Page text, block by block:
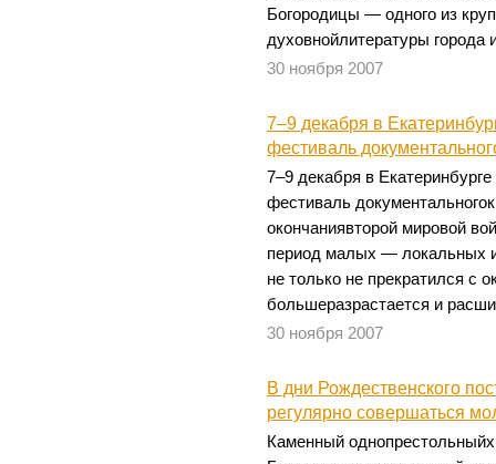
Богородицы — одного из
духовнойлитературы города
30 ноября 2007
7–9 декабря в
фестиваль
7–9 декабря в
фестиваль
окончаниявторой мировой
период малых — локальных
не только не прекратился с
большеразрастается и
30 ноября 2007
В дни Рождественского
регулярно совершаться
Каменный